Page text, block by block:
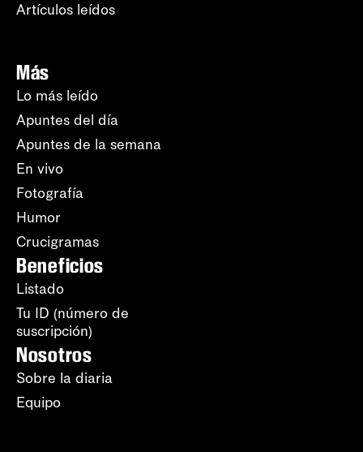
Artículos leídos
Más
Lo más leído
Apuntes del día
Apuntes de la semana
En vivo
Fotografía
Humor
Crucigramas
Beneficios
Listado
Tu ID (número de
suscripción)
Nosotros
Sobre la diaria
Equipo